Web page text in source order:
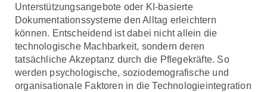
Unterstützungsangebote oder KI-basierte
Dokumentationssysteme den Alltag erleichtern
können. Entscheidend ist dabei nicht allein die
technologische Machbarkeit, sondern deren
tatsächliche Akzeptanz durch die Pflegekräfte. So
werden psychologische, soziodemografische und
organisationale Faktoren in die Technologieintegration